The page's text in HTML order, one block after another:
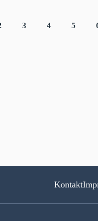
3 4 5
Kontakt